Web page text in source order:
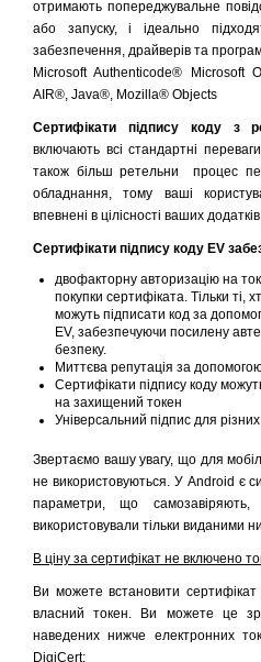
отримають попереджувальне
або запуску, і ідеально
забезпечення, драйверів та
Microsoft Authenticode® Microsoft
AIR®, Java®, Mozilla® Objects
Сертифікати підпису коду з
включають всі стандартні
також більш ретельни процес
обладнання, тому ваші
впевнені в цілісності ваших
Сертифікати підпису коду EV
двофакторну авторизацію на
покупки сертифіката. Тільки ті,
можуть підписати код за
EV, забезпечуючи посилену
безпеку.
Миттєва репутація за
Сертифікати підпису коду
на захищений токен
Універсальний підпис для
Звертаємо вашу увагу, що для
не використовуються. У Android є
параметри, що
використовували тільки виданими
В ціну за сертифікат не включено
Ви можете встановити
власний токен. Ви можете це
наведених нижче електронних
DigiCert: